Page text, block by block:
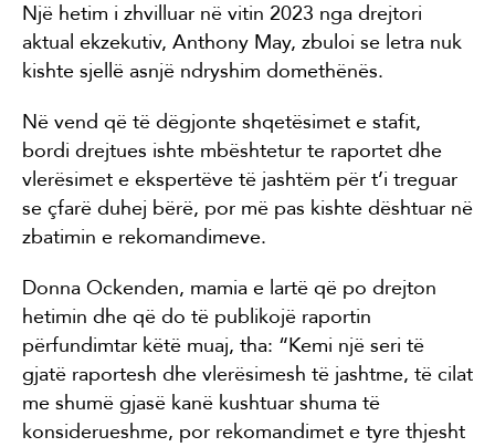
Një hetim i zhvilluar në vitin 2023 nga drejtori
aktual ekzekutiv, Anthony May, zbuloi se letra nuk
kishte sjellë asnjë ndryshim domethënës.
Në vend që të dëgjonte shqetësimet e stafit,
bordi drejtues ishte mbështetur te raportet dhe
vlerësimet e ekspertëve të jashtëm për t’i treguar
se çfarë duhej bërë, por më pas kishte dështuar në
zbatimin e rekomandimeve.
Donna Ockenden, mamia e lartë që po drejton
hetimin dhe që do të publikojë raportin
përfundimtar këtë muaj, tha: “Kemi një seri të
gjatë raportesh dhe vlerësimesh të jashtme, të cilat
me shumë gjasë kanë kushtuar shuma të
konsiderueshme, por rekomandimet e tyre thjesht